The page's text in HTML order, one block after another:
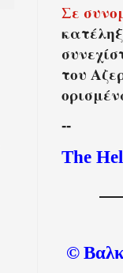
Σε
του
--
The
©